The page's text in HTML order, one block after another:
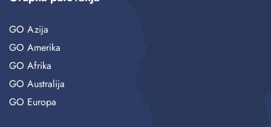
GO Azija
GO Amerika
GO Afrika
GO Australija
GO Europa